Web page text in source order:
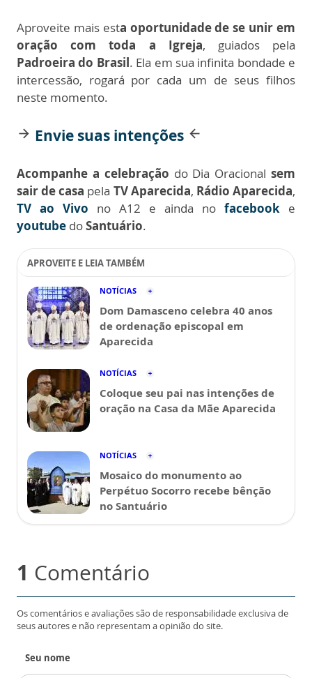
Aproveite mais esta oportunidade de se unir em
oração com toda a Igreja, guiados pela
Padroeira do Brasil. Ela em sua infinita bondade e
intercessão, rogará por cada um de seus filhos
neste momento.
arrow_forward Envie suas intenções arrow_back
Acompanhe a celebração do Dia Oracional sem
sair de casa pela TV Aparecida, Rádio Aparecida,
TV ao Vivo no A12 e ainda no facebook e
youtube doSantuário.
APROVEITE E LEIA TAMBÉM
NOTÍCIAS
Dom Damasceno celebra 40 anos
de ordenação episcopal em
Aparecida
NOTÍCIAS
Coloque seu pai nas intenções de
oração na Casa da Mãe Aparecida
NOTÍCIAS
Mosaico do monumento ao
Perpétuo Socorro recebe bênção
no Santuário
1 Comentário
Os comentários e avaliações são de responsabilidade exclusiva de
seus autores e não representam a opinião do site.
Seu nome